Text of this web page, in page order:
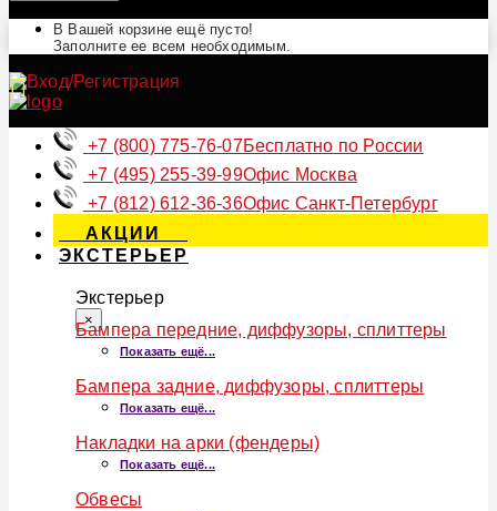
В Вашей корзине ещё пусто!
Заполните ее всем необходимым.
+7 (800) 775-76-07Бесплатно по России
+7 (495) 255-39-99Офис Москва
+7 (812) 612-36-36Офис Санкт-Петербург
АКЦИИ
ЭКСТЕРЬЕР
Экстерьер
×
Бампера передние, диффузоры, сплиттеры
Показать ещё...
Бампера задние, диффузоры, сплиттеры
Показать ещё...
Накладки на арки (фендеры)
Показать ещё...
Обвесы